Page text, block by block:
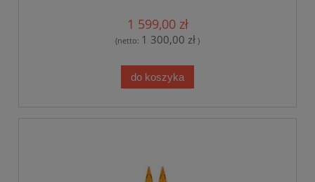
1 599,00 zł
(netto: 1 300,00 zł )
do koszyka